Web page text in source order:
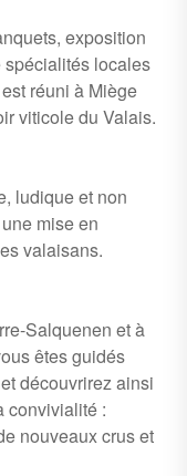
exposition
spécialités locales
réuni à Miège
viticole du Valais.
ludique et non
mise en
valaisans.
Salquenen et à
êtes guidés
découvrirez ainsi
convivialité :
nouveaux crus et